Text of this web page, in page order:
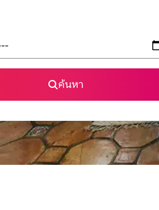
ค้นหา